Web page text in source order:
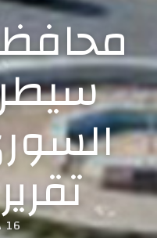
16 ديسمبر، 2019